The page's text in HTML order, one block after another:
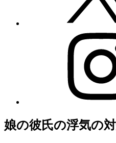
娘の彼氏の浮気の